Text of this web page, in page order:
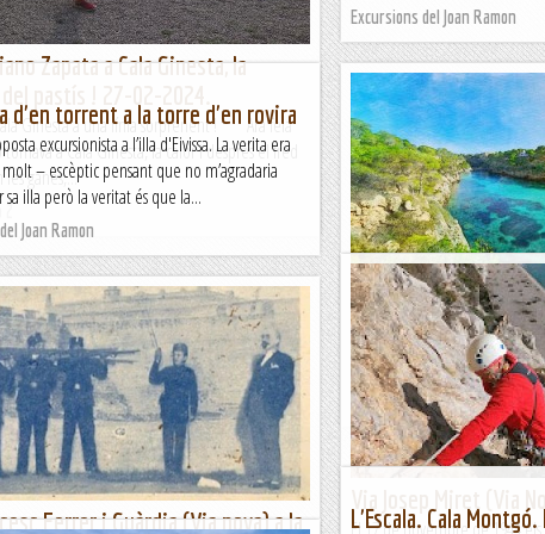
Excursions del Joan Ramon
Zapata a Cala Ginesta, la
Ginesta a una línia sorprenent ! Ara fèia
a Cala Ginesta, la calor i després el fred
ganes,...
2
d'en torrent a la torre d'en rovira
excursionista a l’illa d'Eivissa. La verita era
– escèptic pensant que no m’agradaria
sa illa però la veritat és que la...
Joan Ramon
Cala Pi, Cala Beltran,
Cap Blanc
TrailRunningMallorca – Correr
Ferrer i Guàrdia (Via nova) a la
L'Escala. Cala